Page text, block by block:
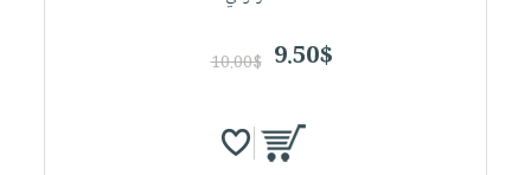
9.50$
10.00$